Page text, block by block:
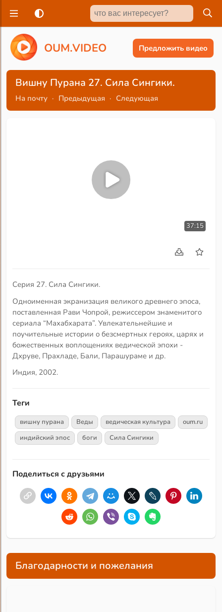
OUM.VIDEO Предложить видео
Вишну Пурана 27. Сила Сингики.
На почту · Предыдущая · Следующая
37:15
Серия 27. Сила Сингики.
Одноименная экранизация великого древнего эпоса,
поставленная Рави Чопрой, режиссером знаменитого
сериала “Махабхарата”. Увлекательнейшие и
поучительные истории о безсмертных героях, царях и
божественных воплощениях ведической эпохи -
Дхруве, Прахладе, Бали, Парашураме и др.
Индия, 2002.
Теги
вишну пурана Веды ведическая культура
oum.ru
индийский эпос
боги Сила Сингики
Поделиться с друзьями
Благодарности и пожелания